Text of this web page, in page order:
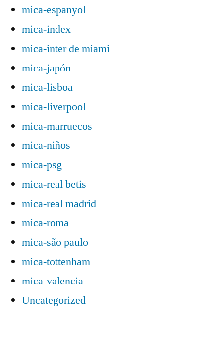
mica-espanyol
mica-index
mica-inter de miami
mica-japón
mica-lisboa
mica-liverpool
mica-marruecos
mica-niños
mica-psg
mica-real betis
mica-real madrid
mica-roma
mica-são paulo
mica-tottenham
mica-valencia
Uncategorized